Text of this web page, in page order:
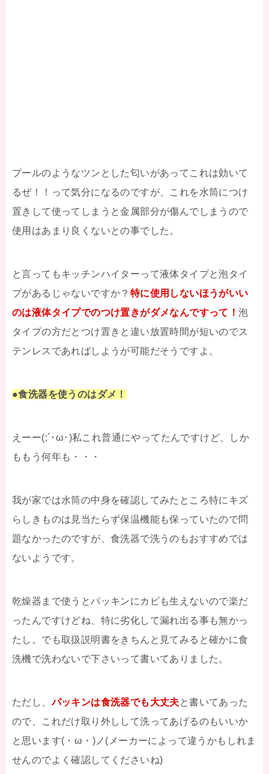
プールのようなツンとした匂いがあってこれは効いて
るぜ！！って気分になるのですが、これを水筒につけ
置きして使ってしまうと金属部分が傷んでしまうので
使用はあまり良くないとの事でした。
と言ってもキッチンハイターって液体タイプと泡タイ
プがあるじゃないですか？ 特に使用しないほうがいい
のは液体タイプでのつけ置きがダメなんですって！泡
タイプの方だとつけ置きと違い放置時間が短いのでス
テンレスであればしようが可能だそうですよ。
●食洗器を使うのはダメ！
えーー(;´･ω･)私これ普通にやってたんですけど、しか
ももう何年も・・・
我が家では水筒の中身を確認してみたところ特にキズ
らしきものは見当たらず保温機能も保っていたので問
題なかったのですが、食洗器で洗うのもおすすめでは
ないようです。
乾燥器まで使うとパッキンにカビも生えないので楽だ
ったんですけどね、特に劣化して漏れ出る事も無かっ
たし。でも取扱説明書をきちんと見てみると確かに食
洗機で洗わないで下さいって書いてありました。
ただし、パッキンは食洗器でも大丈夫と書いてあった
ので、これだけ取り外しして洗ってあげるのもいいか
と思います(・ω・)ノ(メーカーによって違うかもしれま
せんのでよく確認してくださいね)